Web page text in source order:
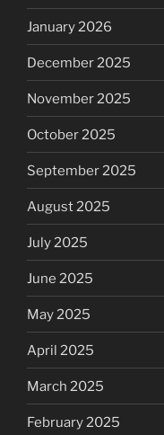
January 2026
December 2025
November 2025
October 2025
September 2025
August 2025
July 2025
June 2025
May 2025
April 2025
March 2025
February 2025